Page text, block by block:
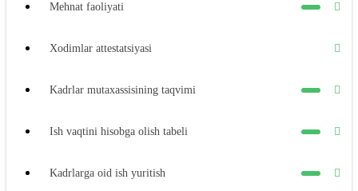
Mehnat faoliyati
Xodimlar attestatsiyasi
Kadrlar mutaхassisining taqvimi
Ish vaqtini hisobga olish tabeli
Kadrlarga oid ish yuritish